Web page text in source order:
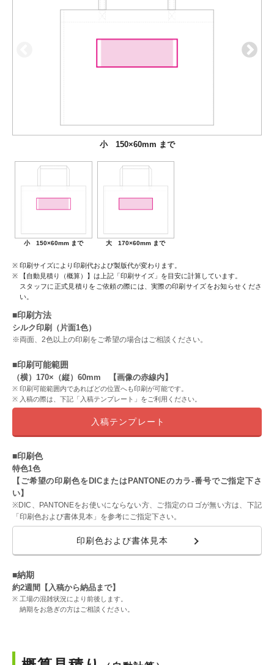
小 150×60mm まで
大 170×60mm まで
小 150×60mm まで 大 170×60mm まで
印刷サイズにより印刷代および製版代が変わります。
【自動見積り（概算）】は上記「印刷サイズ」を目安に計算しています。
スタッフに正式見積りをご依頼の際には、実際の印刷サイズをお知らせくださ
い。
■印刷方法
シルク印刷（片面1色）
※両面、2色以上の印刷をご希望の場合はご相談ください。
■印刷可能範囲
（横）170×（縦）60mm 【画像の赤線内】
印刷可能範囲内であればどの位置へも印刷が可能です。
入稿の際は、下記「入稿テンプレート」をご利用ください。
入稿テンプレート
■印刷色
特色1色
【ご希望の印刷色をDICまたはPANTONEのカラ-番号でご指定下さ
い】
※DIC、PANTONEをお使いにならない方、ご指定のロゴが無い方は、下記
「印刷色および書体見本」を参考にご指定下さい。
印刷色および書体見本
■納期
約2週間【入稿から納品まで】
工場の混雑状況により前後します。
納期をお急ぎの方はご相談ください。